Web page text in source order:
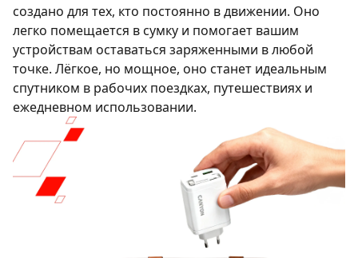
создано для тех, кто постоянно в движении. Оно
легко помещается в сумку и помогает вашим
устройствам оставаться заряженными в любой
точке. Лёгкое, но мощное, оно станет идеальным
спутником в рабочих поездках, путешествиях и
ежедневном использовании.